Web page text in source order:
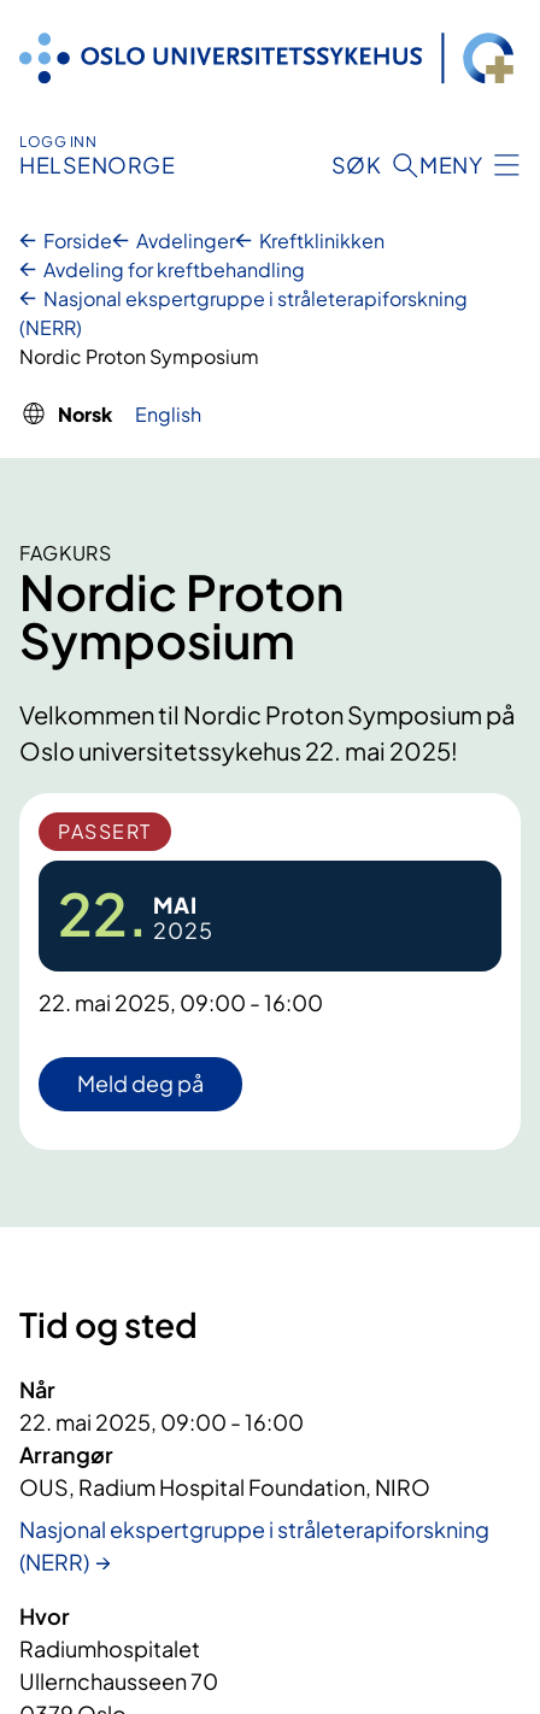
innhold
LOGG INN
HELSENORGE SØK MENY
Forside Avdelinger
Kreftklinikken
Avdeling for kreftbehandling
Nasjonal ekspertgruppe i stråleterapiforskning
(NERR)
Nordic Proton Symposium
Norsk English
FAGKURS
Nordic Proton
Symposium
Velkommen til Nordic Proton Symposium på
Oslo universitetssykehus 22. mai 2025!
PASSERT
22. MAI
2025
22. mai 2025, 09:00 - 16:00
Meld deg på
Tid og sted
Når
22. mai 2025, 09:00 - 16:00
Arrangør
OUS, Radium Hospital Foundation, NIRO
Nasjonal ekspertgruppe i stråleterapiforskning
(NERR)
Hvor
Radiumhospitalet
Ullernchausseen 70